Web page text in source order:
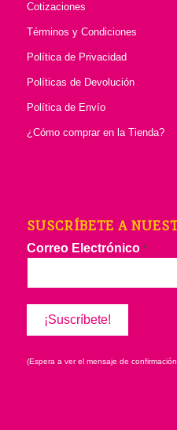
Cotizaciones
Términos y Condiciones
Política de Privacidad
Políticas de Devolución
Política de Envío
¿Cómo comprar en la Tienda?
SUSCRÍBETE A
Correo Electrónico *
(Espera a ver el mensaje de